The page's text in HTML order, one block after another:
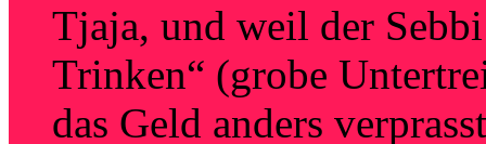
Tjaja, und weil der
Trinken“ (grobe
das Geld anders